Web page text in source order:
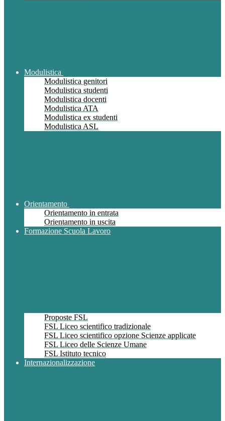
Modulistica
Modulistica genitori
Modulistica studenti
Modulistica docenti
Modulistica ATA
Modulistica ex studenti
Modulistica ASL
Orientamento
Orientamento in entrata
Orientamento in uscita
Formazione Scuola Lavoro
Proposte FSL
FSL Liceo scientifico tradizionale
FSL Liceo scientifico opzione Scienze applicate
FSL Liceo delle Scienze Umane
FSL Istituto tecnico
Internazionalizzazione